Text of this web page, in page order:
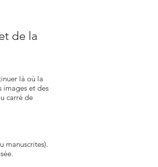
de la
là où la
images et des
carré de
manuscrites).